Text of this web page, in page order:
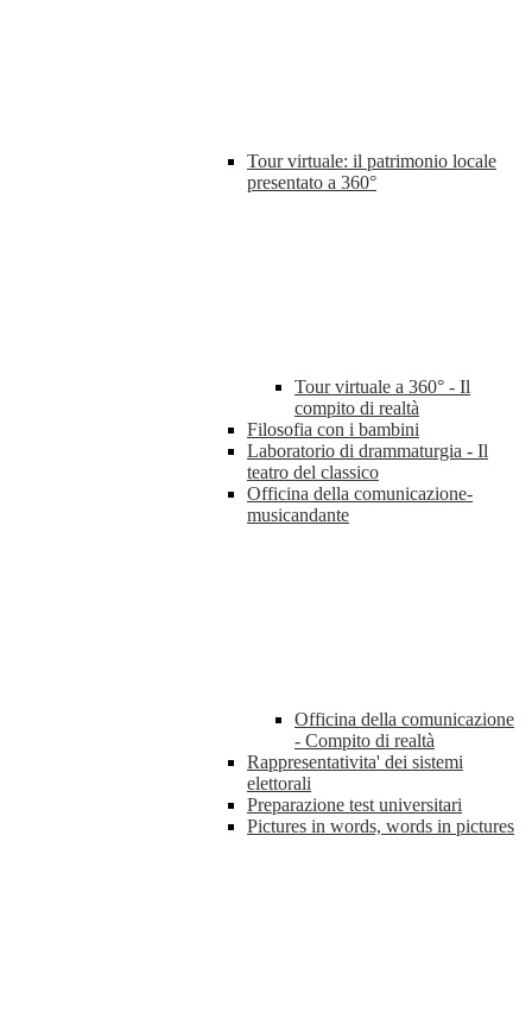
Tour virtuale: il patrimonio locale
presentato a 360°
Tour virtuale a 360° - Il
compito di realtà
Filosofia con i bambini
Laboratorio di drammaturgia - Il
teatro del classico
Officina della comunicazione-
musicandante
Officina della comunicazione
- Compito di realtà
Rappresentativita' dei sistemi
elettorali
Preparazione test universitari
Pictures in words, words in pictures